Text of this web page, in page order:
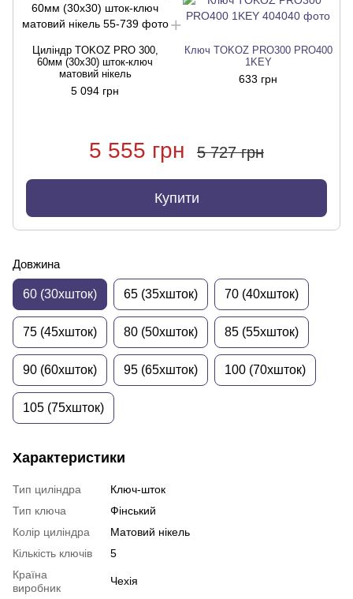
Циліндр TOKOZ PRO 300,
60мм (30x30) шток-ключ
матовий нікель
5 094 грн
Ключ TOKOZ PRO300 PRO400
1KEY
633 грн
5 555 грн 5 727 грн
Купити
Довжина
60 (30xшток) 65 (35xшток) 70 (40xшток)
75 (45xшток) 80 (50xшток) 85 (55xшток)
90 (60xшток) 95 (65xшток) 100 (70xшток)
105 (75xшток)
Характеристики
Тип циліндра
Ключ-шток
Тип ключа
Фінський
Колір циліндра
Матовий нікель
Кількість ключів
5
Країна
виробник
Чехія